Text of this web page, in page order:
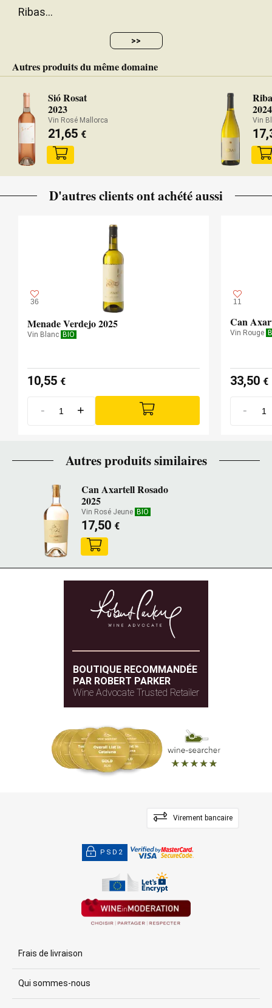
Ribas...
>>
Autres produits du même domaine
Sió Rosat
2023
Vin Rosé Mallorca
21,65 €
2024
Vin
D'autres clients ont achété aussi
36
Menade Verdejo 2025
Vin Blanc BIO
10,55 €
- +
11
Can
Vin Rouge
33,50 €
-
Autres produits similaires
Can Axartell Rosado
2025
Vin Rosé Jeune BIO
17,50 €
BOUTIQUE RECOMMANDÉE
PAR ROBERT PARKER
Wine Advocate Trusted Retailer
Virement bancaire
PSD2
Frais de livraison
Qui sommes-nous